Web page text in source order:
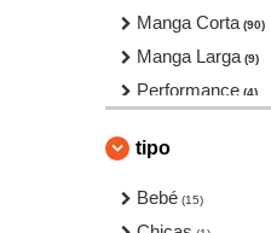
Manga Corta (90)
Manga Larga (9)
Performance (4)
Tallas Grandes
Tie-Dye
USA-Made
tipo
Bebé (15)